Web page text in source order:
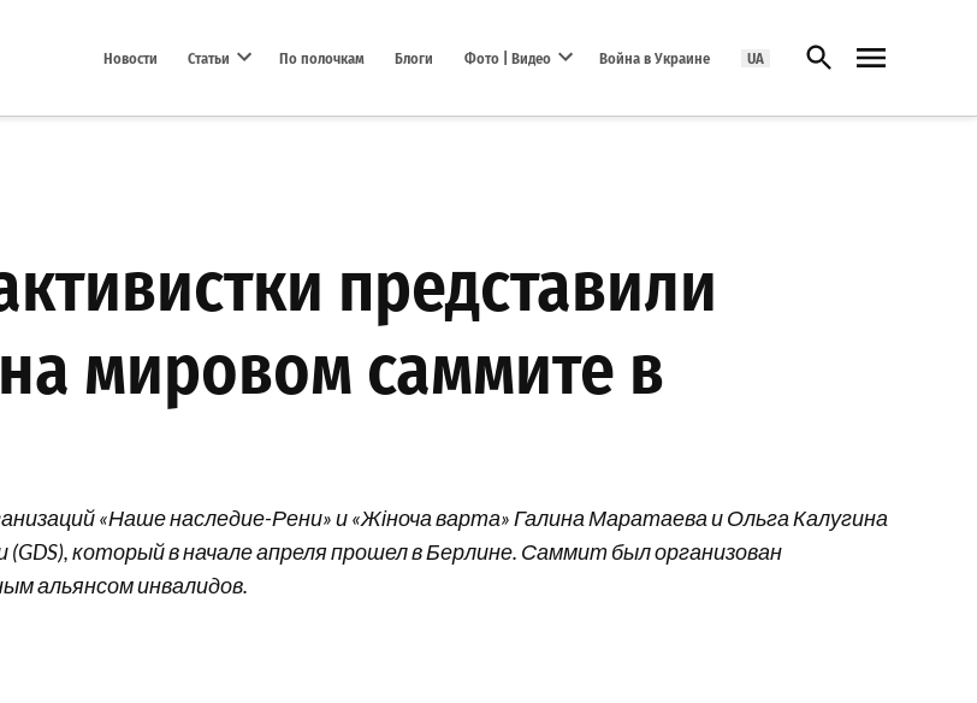
Новости Статьи По полочкам Блоги Фото | Видео Война в Украине UA Открыть поиск
представили
мировом саммите в
«Наше наследие-Рени» и «Жіноча варта» Галина Маратаева и Ольга Калугина
который в начале апреля прошел в Берлине. Саммит был организован
альянсом инвалидов.